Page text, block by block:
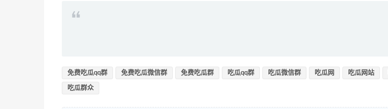
免费吃瓜qq群 免费吃瓜微信群 免费吃瓜群 吃瓜qq群 吃瓜微信群 吃瓜网 吃瓜网站
吃瓜群众